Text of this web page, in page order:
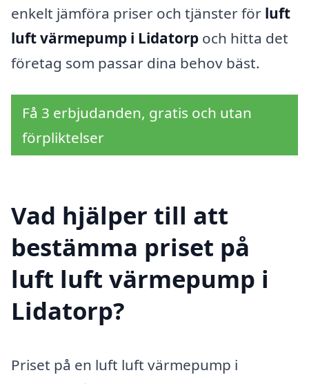
enkelt jämföra priser och tjänster för luft
luft värmepump i Lidatorp och hitta det
företag som passar dina behov bäst.
Få 3 erbjudanden, gratis och utan
förpliktelser
Vad hjälper till att
bestämma priset på
luft luft värmepump i
Lidatorp?
Priset på en luft luft värmepump i